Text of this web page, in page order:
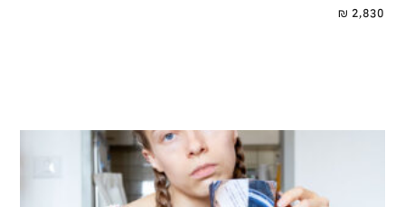
2,830
₪